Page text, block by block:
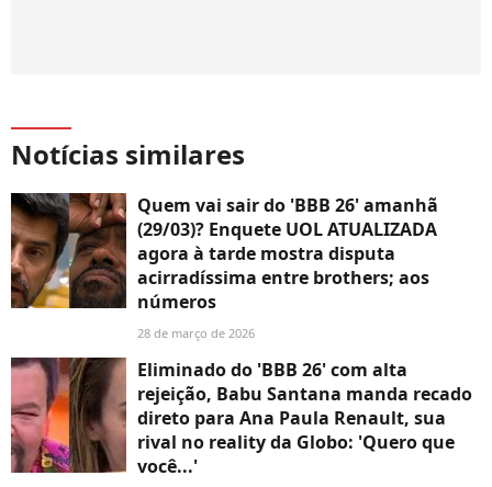
Notícias similares
Quem vai sair do 'BBB 26' amanhã
(29/03)? Enquete UOL ATUALIZADA
agora à tarde mostra disputa
acirradíssima entre brothers; aos
números
28 de março de 2026
Eliminado do 'BBB 26' com alta
rejeição, Babu Santana manda recado
direto para Ana Paula Renault, sua
rival no reality da Globo: 'Quero que
você...'